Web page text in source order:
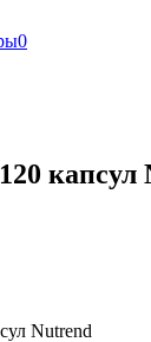
0
капсул
Nutrend